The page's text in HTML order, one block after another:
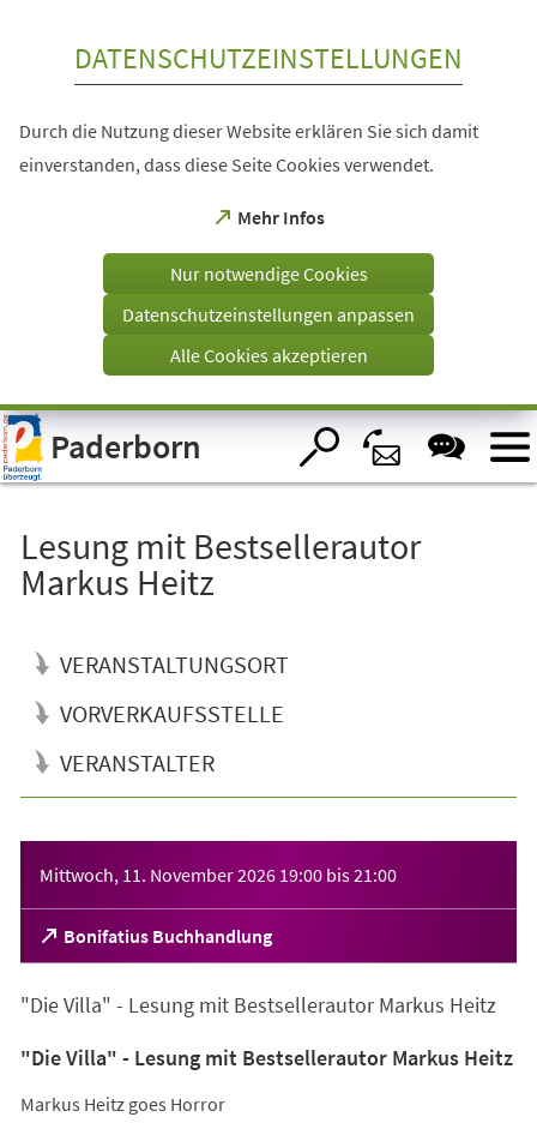
Visuelle
Assistenzsoftware
öffnen.
DATENSCHUTZEINSTELLUNGEN
Durch die Nutzung dieser Website erklären Sie sich damit
einverstanden, dass diese Seite Cookies verwendet.
Mehr Infos
(Öffnet
einem
Tab)
Nur notwendige Cookies
Datenschutzeinstellungen anpassen
Alle Cookies akzeptieren
Paderborn
Lesung mit Bestsellerautor
Markus Heitz
VERANSTALTUNGSORT
VORVERKAUFSSTELLE
VERANSTALTER
Mittwoch, 11. November 2026 19:00 bis21:00
Bonifatius Buchhandlung
(Öffnet
in
neuen
"Die Villa" - Lesung mit Bestsellerautor Markus Heitz
"Die Villa" - Lesung mit Bestsellerautor Markus Heitz
Markus Heitz goes Horror